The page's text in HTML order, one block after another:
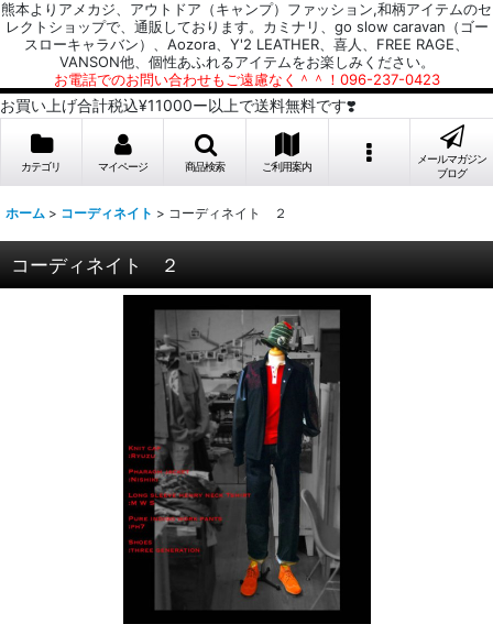
熊本よりアメカジ、アウトドア（キャンプ）ファッション,和柄アイテムのセ
レクトショップで、通販しております。カミナリ、go slow caravan（ゴー
スローキャラバン）、Aozora、Y'2 LEATHER、喜人、FREE RAGE、
VANSON他、個性あふれるアイテムをお楽しみください。
お電話でのお問い合わせもご遠慮なく＾＾！096-237-0423
お買い上げ合計税込¥11000ー以上で送料無料です❣️
カテゴリ マイページ 商品検索 ご利用案内
メールマガジン
ブログ
ホーム > コーディネイト > コーディネイト ２
コーディネイト ２